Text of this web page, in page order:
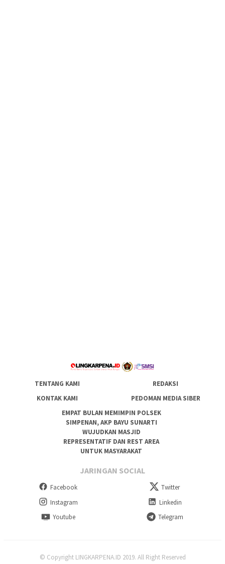
TENTANG KAMI
REDAKSI
KONTAK KAMI
PEDOMAN MEDIA SIBER
EMPAT BULAN MEMIMPIN POLSEK
SIMPENAN, AKP BAYU SUNARTI
WUJUDKAN MASJID
REPRESENTATIF DAN REST AREA
UNTUK MASYARAKAT
JARINGAN SOCIAL
Facebook
Twitter
Instagram
Linkedin
Youtube
Telegram
© Copyright LINGKARPENA.ID 2019. All Right Reserved